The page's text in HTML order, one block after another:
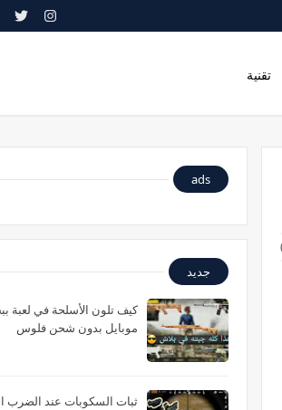
تقنية
ads
جديد
كيف تلون الأسلحة في لعبة
موبايل بدون شحن فلوس
ثبات السكوبات عند الضرب